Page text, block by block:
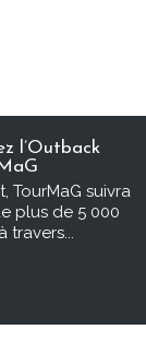
l’Outback
TourMaG suivra
plus de 5 000
travers...